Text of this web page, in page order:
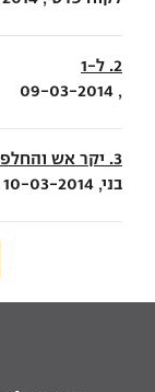
2. ל-1
, 09-03-2014
3. יקר אש והחלפים והטיפולים עוד יותר
בני, 10-03-2014